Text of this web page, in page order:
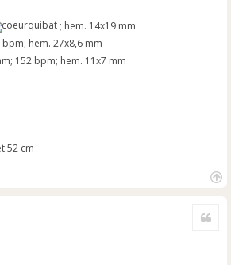
; hem. 14x19 mm
bpm; hem. 27x8,6 mm
152 bpm; hem. 11x7 mm
52 cm